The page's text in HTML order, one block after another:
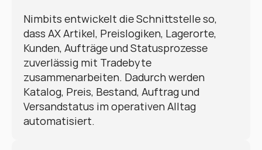
Nimbits entwickelt die Schnittstelle so,
dass AX Artikel, Preislogiken, Lagerorte,
Kunden, Aufträge und Statusprozesse
zuverlässig mit Tradebyte
zusammenarbeiten. Dadurch werden
Katalog, Preis, Bestand, Auftrag und
Versandstatus im operativen Alltag
automatisiert.